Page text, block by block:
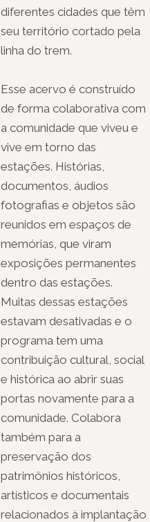
diferentes cidades que têm
seu território cortado pela
linha do trem.
Esse acervo é construído
de forma colaborativa com
a comunidade que viveu e
vive em torno das
estações. Histórias,
documentos, áudios
fotografias e objetos são
reunidos em espaços de
memórias, que viram
exposições permanentes
dentro das estações.
Muitas dessas estações
estavam desativadas e o
programa tem uma
contribuição cultural, social
e histórica ao abrir suas
portas novamente para a
comunidade. Colabora
também para a
preservação dos
patrimônios históricos,
artísticos e documentais
relacionados à implantação